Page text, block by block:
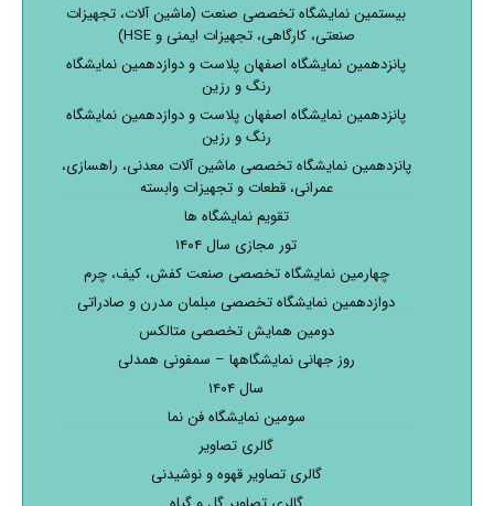
بیستمین نمایشگاه تخصصی صنعت (ماشین آلات، تجهیزات
صنعتی، کارگاهی، تجهیزات ایمنی و HSE)
پانزدهمین نمایشگاه اصفهان پلاست و دوازدهمین نمایشگاه
رنگ و رزین
پانزدهمین نمایشگاه اصفهان پلاست و دوازدهمین نمایشگاه
رنگ و رزین
پانزدهمین نمایشگاه تخصصی ماشین آلات معدنی، راهسازی،
عمرانی، قطعات و تجهیزات وابسته
تقویم نمایشگاه ها
تور مجازی سال ۱۴۰۴
چهارمین نمایشگاه تخصصی صنعت کفش، کیف، چرم
دوازدهمین نمایشگاه تخصصی مبلمان مدرن و صادراتی
دومین همایش تخصصی متالکس
روز جهانی نمایشگاهها – سمفونی همدلی
سال ۱۴۰۴
سومین نمایشگاه فن نما
گالری تصاویر
گالری تصاویر قهوه و نوشیدنی